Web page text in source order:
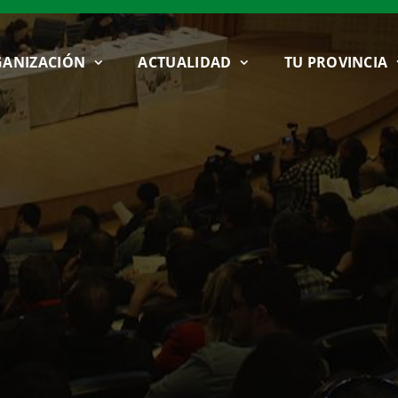
ACTUALIDAD TU PROVINCIA